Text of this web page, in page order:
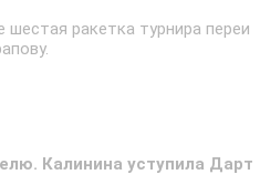
ракетка турнира переи
Калинина уступила Дарт